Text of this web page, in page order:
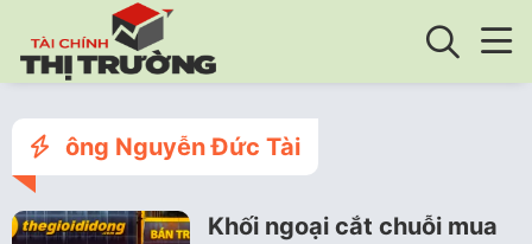
ông Nguyễn Đức Tài
Khối ngoại cắt chuỗi mua